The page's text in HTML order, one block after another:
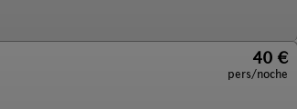
40 €
pers/noche